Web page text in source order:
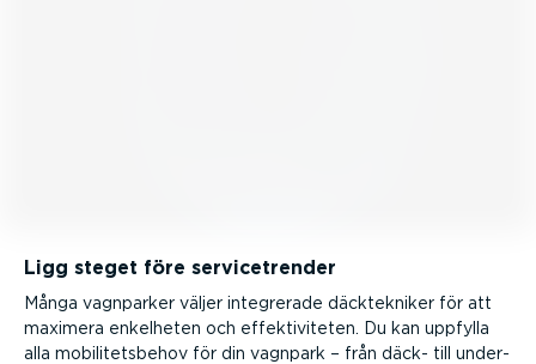
Ligg steget före servicetrender
Många vagnparker väljer integrerade däcktek­niker för att
maximera enkelheten och effek­ti­vi­teten. Du kan uppfylla
alla mobili­tets­behov för din vagnpark – från däck- till under­